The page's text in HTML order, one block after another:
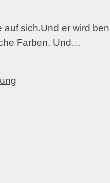
sich.Und er wird
Farben. Und…